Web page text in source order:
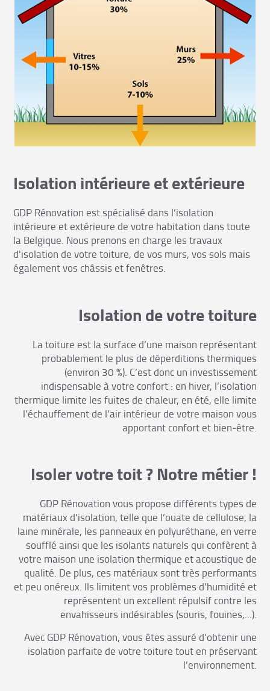
Isolation intérieure et extérieure
GDP Rénovation est spécialisé dans l’isolation
intérieure et extérieure de votre habitation dans toute
la Belgique. Nous prenons en charge les travaux
d'isolation de votre toiture, de vos murs, vos sols mais
également vos châssis et fenêtres.
Isolation de votre toiture
La toiture est la surface d’une maison représentant
probablement le plus de déperditions thermiques
(environ 30 %). C’est donc un investissement
indispensable à votre confort : en hiver, l’isolation
thermique limite les fuites de chaleur, en été, elle limite
l’échauffement de l’air intérieur de votre maison vous
apportant confort et bien-être.
Isoler votre toit ? Notre métier !
GDP Rénovation vous propose différents types de
matériaux d’isolation, telle que l’ouate de cellulose, la
laine minérale, les panneaux en polyuréthane, en verre
soufflé ainsi que les isolants naturels qui confèrent à
votre maison une isolation thermique et acoustique de
qualité. De plus, ces matériaux sont très performants
et peu onéreux. Ils limitent vos problèmes d’humidité et
représentent un excellent répulsif contre les
envahisseurs indésirables (souris, fouines,...).
Avec GDP Rénovation, vous êtes assuré d’obtenir une
isolation parfaite de votre toiture tout en préservant
l’environnement.